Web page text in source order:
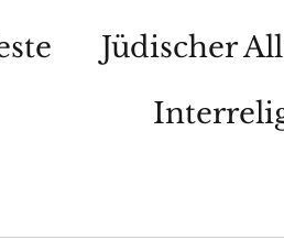
Jüdischer